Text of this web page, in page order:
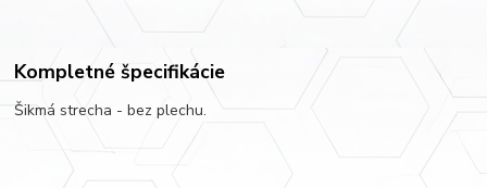
Kompletné špecifikácie
Šikmá strecha - bez plechu.